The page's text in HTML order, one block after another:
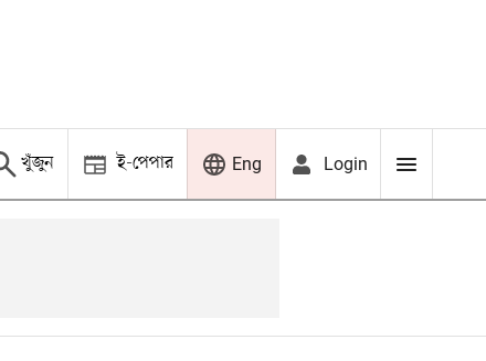
খুঁজুন ই-পেপার Eng Login